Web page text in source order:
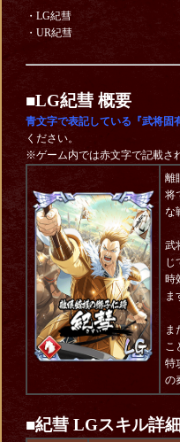
・LG紀彗
・UR紀彗
■LG紀彗 概要
青文字で表記している『武将固
ください。
※ゲーム内では赤文字で記載さ
離
将
な
武
じ
時
ま
ま
こ
特
の
■紀彗 LGスキル詳細